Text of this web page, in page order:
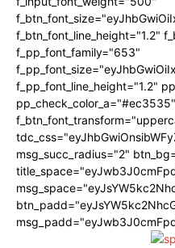
f_btn_font_line_height="1.2"
f_pp_font_family="653"
f_pp_font_line_height="1.2"
msg_succ_radius="2"